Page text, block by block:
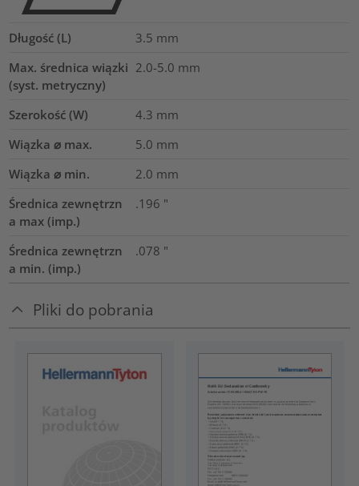
Długość (L) 3.5 mm
Max. średnica wiązki
(syst. metryczny)
2.0-5.0 mm
Szerokość (W) 4.3 mm
Wiązka ⌀ max.
5.0 mm
Wiązka ⌀ min.
2.0 mm
Średnica zewnętrzn
a max (imp.)
.196 "
Średnica zewnętrzn
a min. (imp.)
.078 "
Pliki do pobrania